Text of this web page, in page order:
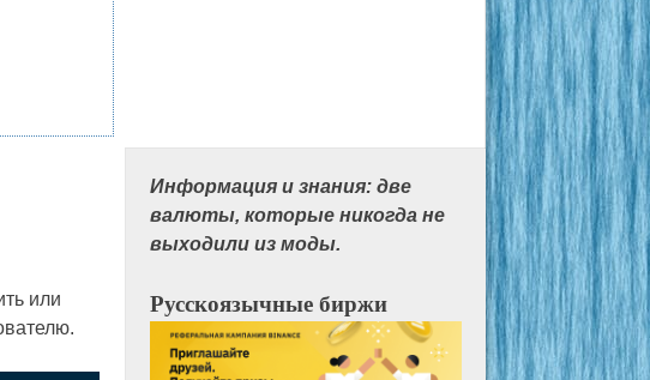
или
Информация и знания: две
валюты, которые никогда не
выходили из моды.
Русскоязычные биржи